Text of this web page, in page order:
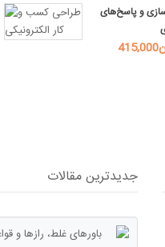
و پاسخ‌های
جدیدترین مقالات